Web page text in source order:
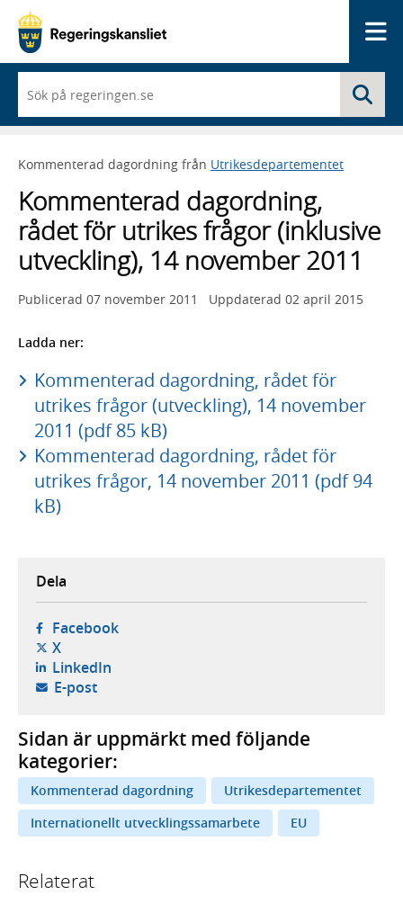
du
börjar
skriva
framträder
lista
med
sökförslag
Kommenterad dagordning från Utrikesdepartementet
Kommenterad dagordning,
rådet för utrikes frågor (inklusive
utveckling), 14 november 2011
Publicerad 07 november 2011 Uppdaterad 02 april 2015
Ladda ner:
Kommenterad dagordning, rådet för
utrikes frågor (utveckling), 14 november
2011 (pdf 85 kB)
Kommenterad dagordning, rådet för
utrikes frågor, 14 november 2011 (pdf 94
kB)
Dela
Facebook- öppnas i ny flik, extern webbplats,
X- öppnas i ny flik, extern webbplats,
LinkedIn- öppnas i ny flik, extern webbplats,
E-post- öppnar din e-postklient,
Sidan är uppmärkt med följande
kategorier:
Kommenterad dagordning
Utrikesdepartementet
Internationellt utvecklingssamarbete
EU
Relaterat